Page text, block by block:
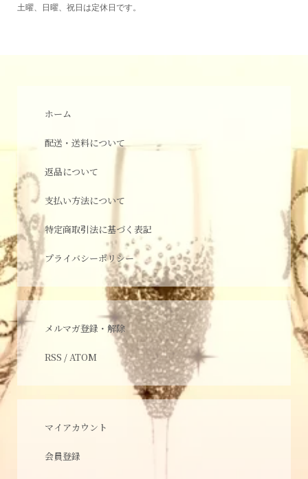
土曜、日曜、祝日は定休日です。
ホーム
配送・送料について
返品について
支払い方法について
特定商取引法に基づく表記
プライバシーポリシー
メルマガ登録・解除
RSS /ATOM
マイアカウント
会員登録